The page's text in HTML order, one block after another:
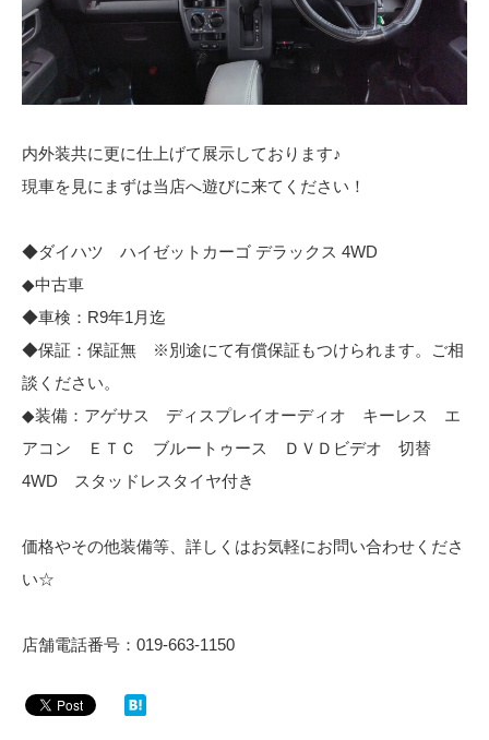
内外装共に更に仕上げて展示しております♪
現車を見にまずは当店へ遊びに来てください！
◆ダイハツ ハイゼットカーゴ デラックス 4WD
◆中古車
◆車検：R9年1月迄
◆保証：保証無 ※別途にて有償保証もつけられます。ご相
談ください。
◆装備：アゲサス ディスプレイオーディオ キーレス エ
アコン ＥＴＣ ブルートゥース ＤＶＤビデオ 切替
4WD スタッドレスタイヤ付き
価格やその他装備等、詳しくはお気軽にお問い合わせくださ
い☆
店舗電話番号：019-663-1150